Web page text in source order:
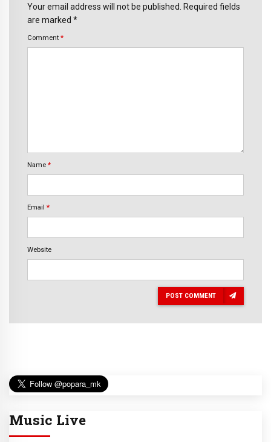
Your email address will not be published. Required fields
are marked *
Comment *
Name *
Email *
Website
POST COMMENT
Music Live